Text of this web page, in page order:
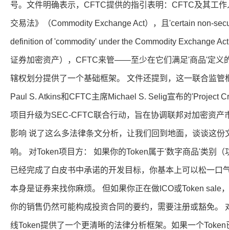
号。文件明确表示，CFTC提供的指引表明：CFTC及其工
交易法》（Commodity Exchange Act），且'certain non-
definition of 'commodity' under the Commodity Exchange
证券加密资产），CFTC来管——至少在它们满足'商品'定义
辖权划分提供了一个基础框架。 文件还提到，这一联合监
Paul S. Atkins和CFTC主席Michael S. Selig宣布的'Project
项目升级为SEC-CFTC联合行动，旨在协调联邦对加密资产
影响 说了这么多法律条文分析，让我们回到地面，谈谈这
响。 对Token项目方： 如果你的Token属于'数字商品'类别
已经完成了白皮书中承诺的开发目标，你基本上可以松一
本身是证券来找你麻烦。 但如果你正在做ICO或Token sale
你的销售仍然可能构成投资合同的要约，需要注册或豁免。
线Token提供了一个更清晰的法律分析框架。如果一个